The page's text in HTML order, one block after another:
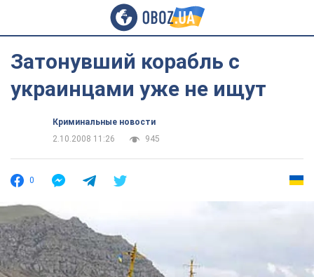
Затонувший корабль с
украинцами уже не ищут
Криминальные новости
2.10.2008 11:26
945
0